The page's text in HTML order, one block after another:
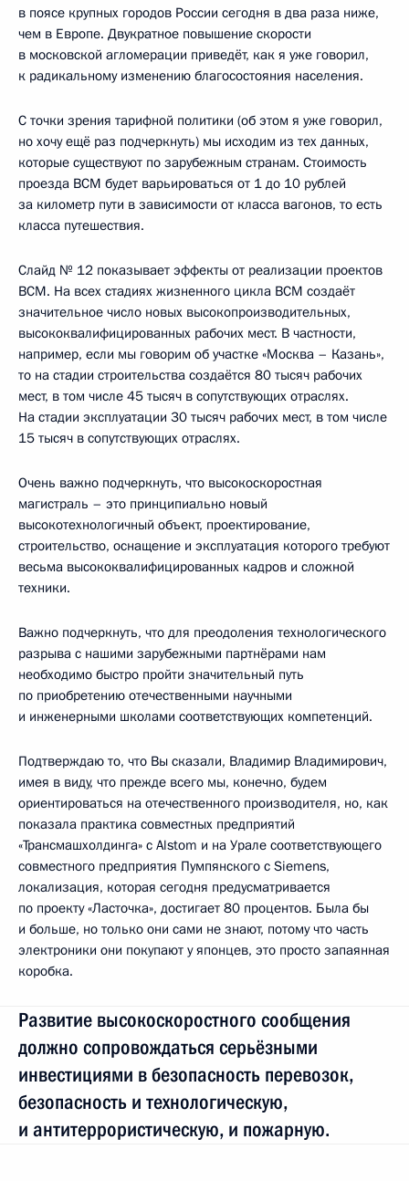
в поясе крупных городов России сегодня в два раза ниже,
чем в Европе. Двукратное повышение скорости
в московской агломерации приведёт, как я уже говорил,
к радикальному изменению благосостояния населения.
С точки зрения тарифной политики (об этом я уже говорил,
но хочу ещё раз подчеркнуть) мы исходим из тех данных,
которые существуют по зарубежным странам. Стоимость
проезда ВСМ будет варьироваться от 1 до 10 рублей
за километр пути в зависимости от класса вагонов, то есть
класса путешествия.
Слайд № 12 показывает эффекты от реализации проектов
ВСМ. На всех стадиях жизненного цикла ВСМ создаёт
значительное число новых высокопроизводительных,
высококвалифицированных рабочих мест. В частности,
например, если мы говорим об участке «Москва – Казань»,
то на стадии строительства создаётся 80 тысяч рабочих
мест, в том числе 45 тысяч в сопутствующих отраслях.
На стадии эксплуатации 30 тысяч рабочих мест, в том числе
15 тысяч в сопутствующих отраслях.
Очень важно подчеркнуть, что высокоскоростная
магистраль – это принципиально новый
высокотехнологичный объект, проектирование,
строительство, оснащение и эксплуатация которого требуют
весьма высококвалифицированных кадров и сложной
техники.
Важно подчеркнуть, что для преодоления технологического
разрыва с нашими зарубежными партнёрами нам
необходимо быстро пройти значительный путь
по приобретению отечественными научными
и инженерными школами соответствующих компетенций.
Подтверждаю то, что Вы сказали, Владимир Владимирович,
имея в виду, что прежде всего мы, конечно, будем
ориентироваться на отечественного производителя, но, как
показала практика совместных предприятий
«Трансмашхолдинга» с Alstom и на Урале соответствующего
совместного предприятия Пумпянского с Siemens,
локализация, которая сегодня предусматривается
по проекту «Ласточка», достигает 80 процентов. Была бы
и больше, но только они сами не знают, потому что часть
электроники они покупают у японцев, это просто запаянная
коробка.
Развитие высокоскоростного сообщения
должно сопровождаться серьёзными
инвестициями в безопасность перевозок,
безопасность и технологическую,
и антитеррористическую, и пожарную.